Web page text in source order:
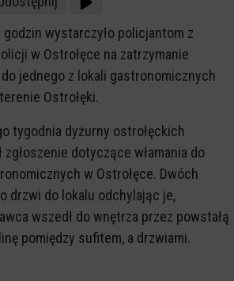
wystarczyło policjantom z
w Ostrołęce na zatrzymanie
jednego z lokali gastronomicznych
Ostrołęki.
tygodnia dyżurny ostrołęckich
dotyczące włamania do
w Ostrołęce. Dwóch
drzwi do lokalu odchylając je,
wszedł do wnętrza przez powstałą
pomiędzy sufitem, a drzwiami.